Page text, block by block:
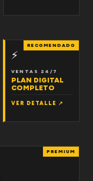
RECOMENDADO
⚡
VENTAS 24/7
PLAN DIGITAL
COMPLETO
VER DETALLE ↗
PREMIUM